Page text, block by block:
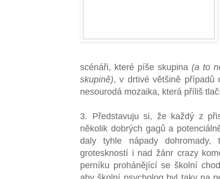
scénáři, které píše skupina (a to
skupině), v drtivé většině případů
nesourodá mozaika, která příliš
3. Představuju si, že každý z
několik dobrých gagů a
daly tyhle nápady
groteskností i nad žánr crazy
perníku prohánějící se školní